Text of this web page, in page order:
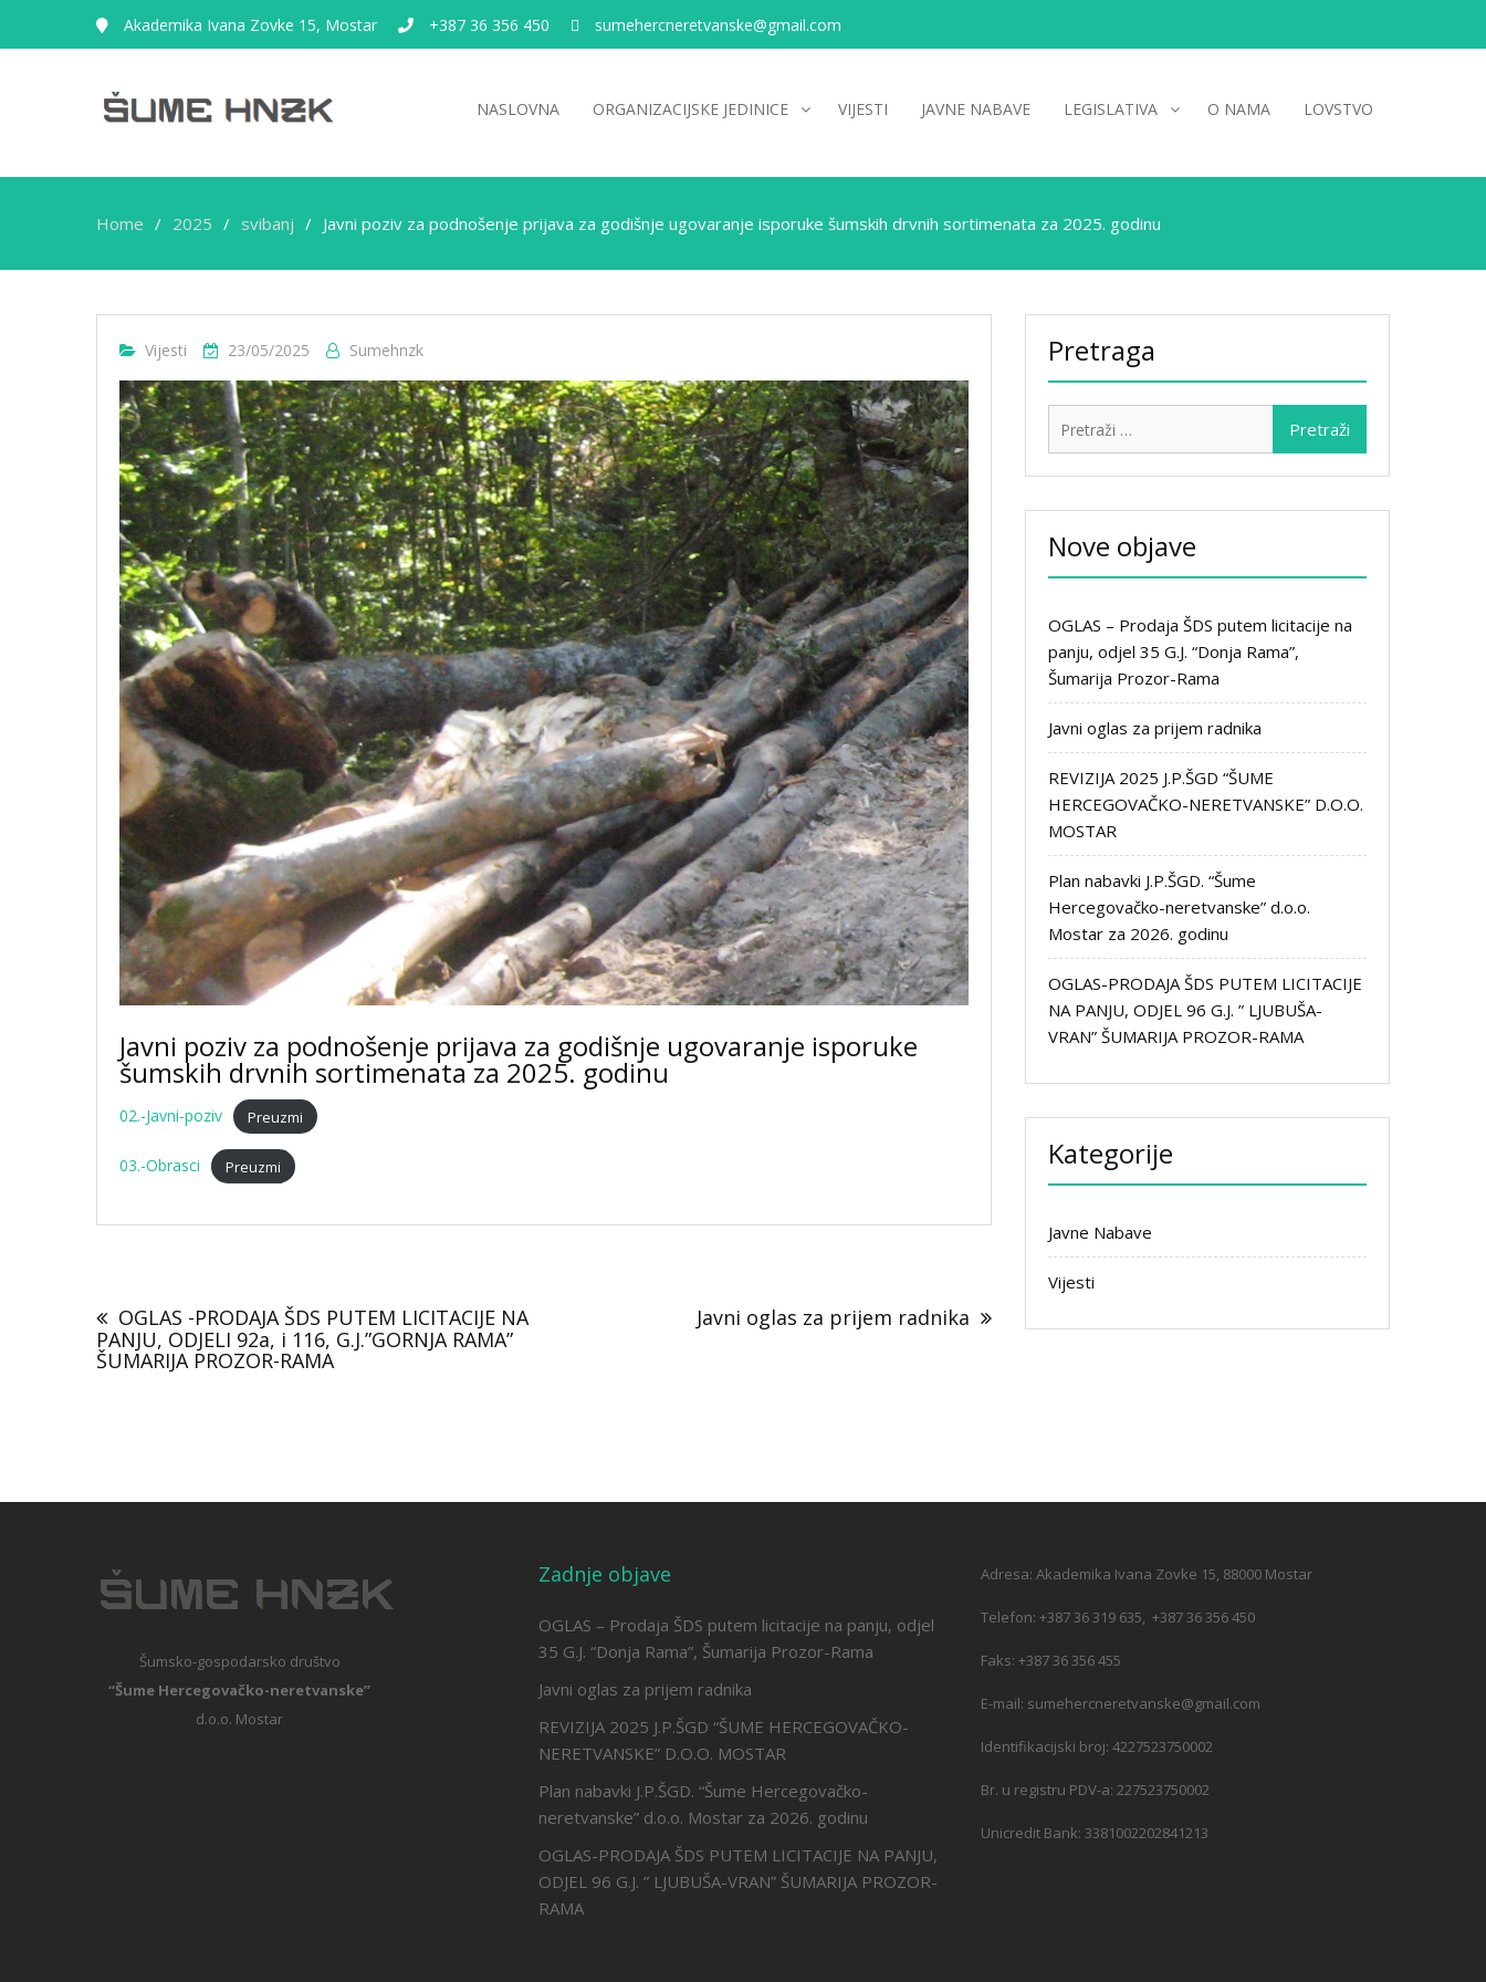
Akademika Ivana Zovke 15, Mostar +387 36 356 450 sumehercneretvanske@gmail.com
NASLOVNA ORGANIZACIJSKE JEDINICE VIJESTI JAVNE NABAVE LEGISLATIVA O NAMA LOVSTVO
Home 2025 svibanj Javni poziv za podnošenje prijava za godišnje ugovaranje isporuke šumskih drvnih sortimenata za 2025. godinu
Vijesti 23/05/2025 Sumehnzk
Javni poziv za podnošenje prijava za godišnje ugovaranje isporuke
šumskih drvnih sortimenata za 2025. godinu
02.-Javni-poziv Preuzmi
03.-Obrasci Preuzmi
objava
OGLAS -PRODAJA ŠDS PUTEM LICITACIJE NA
PANJU, ODJELI 92a, i 116, G.J.”GORNJA RAMA”
ŠUMARIJA PROZOR-RAMA
Javni oglas za prijem radnika
Pretraga
Nove objave
OGLAS – Prodaja ŠDS putem licitacije na
panju, odjel 35 G.J. “Donja Rama”,
Šumarija Prozor-Rama
Javni oglas za prijem radnika
REVIZIJA 2025 J.P.ŠGD “ŠUME
HERCEGOVAČKO-NERETVANSKE” D.O.O.
MOSTAR
Plan nabavki J.P.ŠGD. “Šume
Hercegovačko-neretvanske” d.o.o.
Mostar za 2026. godinu
OGLAS-PRODAJA ŠDS PUTEM LICITACIJE
NA PANJU, ODJEL 96 G.J. ” LJUBUŠA-
VRAN” ŠUMARIJA PROZOR-RAMA
Kategorije
Javne Nabave
Vijesti
Šumsko-gospodarsko društvo
“Šume Hercegovačko-neretvanske”
d.o.o. Mostar
Zadnje objave
OGLAS – Prodaja ŠDS putem licitacije na panju, odjel
35 G.J. “Donja Rama”, Šumarija Prozor-Rama
Javni oglas za prijem radnika
REVIZIJA 2025 J.P.ŠGD “ŠUME HERCEGOVAČKO-
NERETVANSKE” D.O.O. MOSTAR
Plan nabavki J.P.ŠGD. “Šume Hercegovačko-
neretvanske” d.o.o. Mostar za 2026. godinu
OGLAS-PRODAJA ŠDS PUTEM LICITACIJE NA PANJU,
ODJEL 96 G.J. ” LJUBUŠA-VRAN” ŠUMARIJA PROZOR-
RAMA
Adresa: Akademika Ivana Zovke 15, 88000 Mostar
Telefon: +387 36 319 635, +387 36 356 450
Faks: +387 36 356 455
E-mail: sumehercneretvanske@gmail.com
Identifikacijski broj: 4227523750002
Br. u registru PDV-a: 227523750002
Unicredit Bank: 3381002202841213